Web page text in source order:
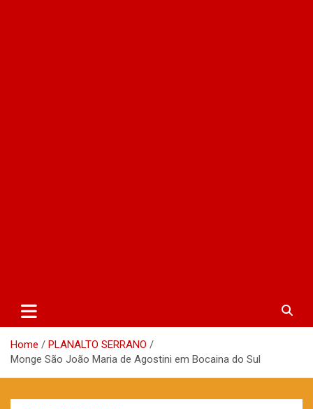
Home
PLANALTO SERRANO
Monge São João Maria de Agostini em Bocaina do Sul